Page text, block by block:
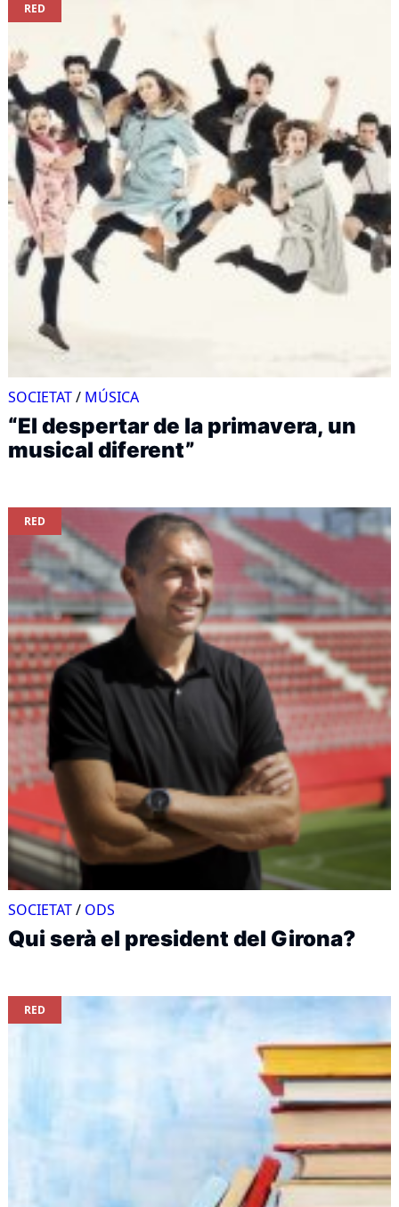
RED
SOCIETAT/ MÚSICA
“El despertar de la primavera, un
musical diferent”
RED
SOCIETAT/ ODS
Qui serà el president del Girona?
RED